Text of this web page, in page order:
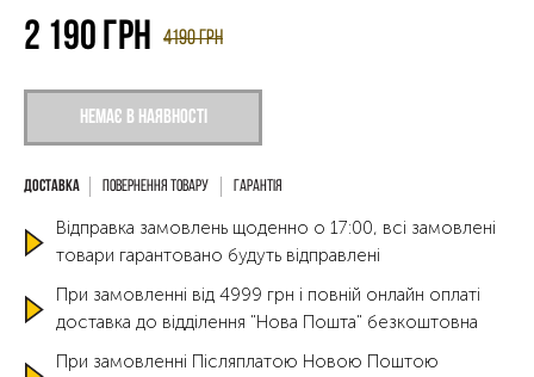
Немає в наявності
4190грн
2 190 грн
Повернення товару Гарантія
Відправка замовлень щоденно о 17:00, всі замовлені
товари гарантовано будуть відправлені
При замовленні від 4999 грн і повній онлайн оплаті
доставка до відділення "Нова Пошта" безкоштовна
При замовленні Післяплатою Новою Поштою